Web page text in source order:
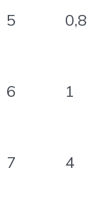
5 0,8
6 1
7 4